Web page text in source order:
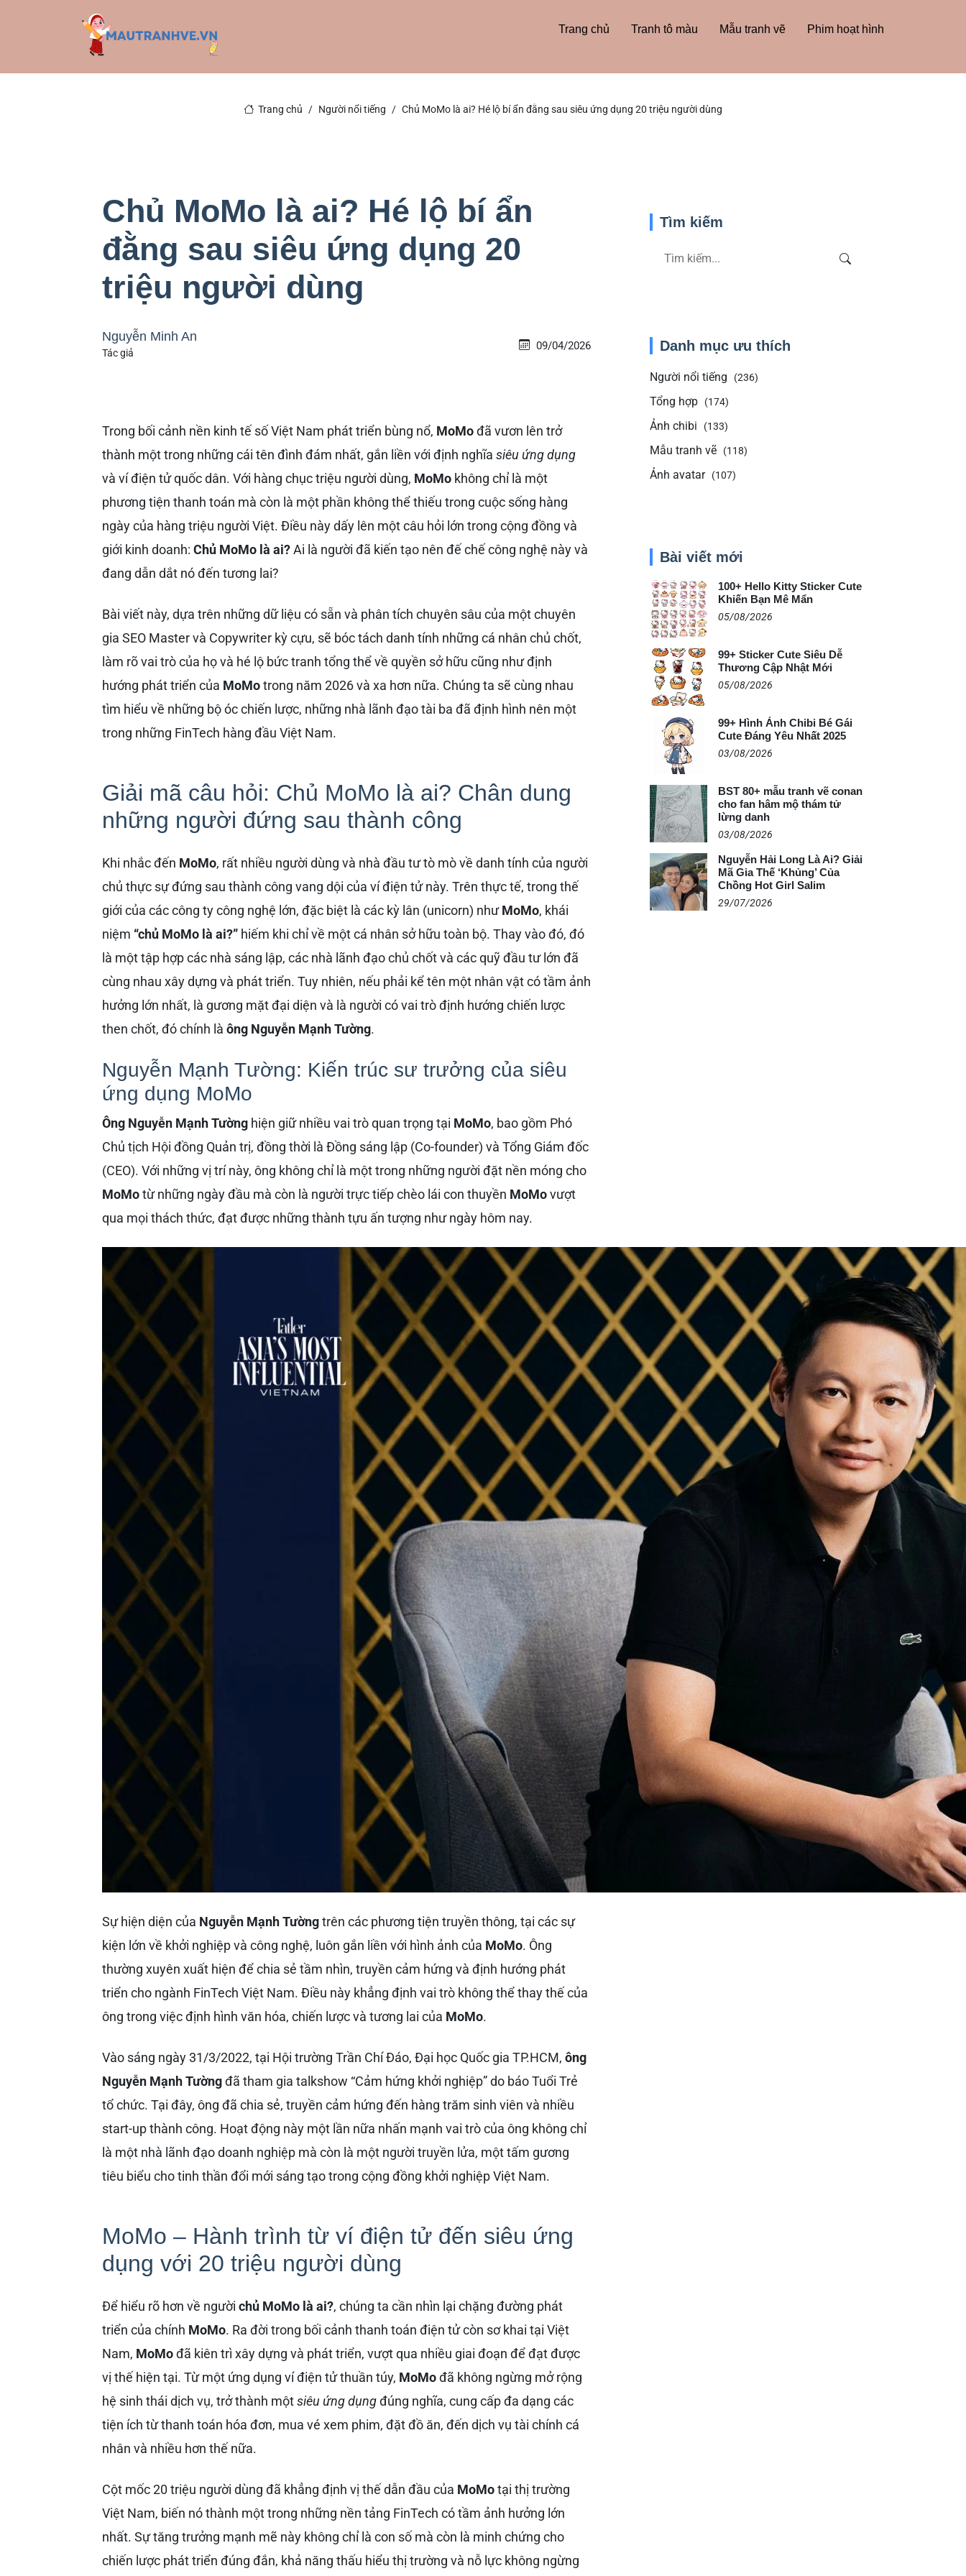
Trang chủ Tranh tô màu Mẫu tranh vẽ Phim hoạt hình
Trang chủ Người nổi tiếng Chủ MoMo là ai? Hé lộ bí ẩn đằng sau siêu ứng dụng 20 triệu người dùng
Chủ MoMo là ai? Hé lộ bí ẩn
đằng sau siêu ứng dụng 20
triệu người dùng
Nguyễn Minh An
Tác giả
09/04/2026
Trong bối cảnh nền kinh tế số Việt Nam phát triển bùng nổ, MoMođã vươn lên trở
thành một trong những cái tên đình đám nhất, gắn liền với định nghĩa siêu ứng dụng
và ví điện tử quốc dân. Với hàng chục triệu người dùng, MoMo không chỉ là một
phương tiện thanh toán mà còn là một phần không thể thiếu trong cuộc sống hàng
ngày của hàng triệu người Việt. Điều này dấy lên một câu hỏi lớn trong cộng đồng và
giới kinh doanh: Chủ MoMo là ai?Ai là người đã kiến tạo nên đế chế công nghệ này và
đang dẫn dắt nó đến tương lai?
Bài viết này, dựa trên những dữ liệu có sẵn và phân tích chuyên sâu của một chuyên
gia SEO Master và Copywriter kỳ cựu, sẽ bóc tách danh tính những cá nhân chủ chốt,
làm rõ vai trò của họ và hé lộ bức tranh tổng thể về quyền sở hữu cũng như định
hướng phát triển của MoMotrong năm 2026 và xa hơn nữa. Chúng ta sẽ cùng nhau
tìm hiểu về những bộ óc chiến lược, những nhà lãnh đạo tài ba đã định hình nên một
trong những FinTech hàng đầu Việt Nam.
Giải mã câu hỏi: Chủ MoMo là ai? Chân dung
những người đứng sau thành công
Khi nhắc đến MoMo, rất nhiều người dùng và nhà đầu tư tò mò về danh tính của người
chủ thực sự đứng sau thành công vang dội của ví điện tử này. Trên thực tế, trong thế
giới của các công ty công nghệ lớn, đặc biệt là các kỳ lân (unicorn) nhưMoMo, khái
niệm “chủ MoMo là ai?” hiếm khi chỉ về một cá nhân sở hữu toàn bộ. Thay vào đó, đó
là một tập hợp các nhà sáng lập, các nhà lãnh đạo chủ chốt và các quỹ đầu tư lớn đã
cùng nhau xây dựng và phát triển. Tuy nhiên, nếu phải kể tên một nhân vật có tầm ảnh
hưởng lớn nhất, là gương mặt đại diện và là người có vai trò định hướng chiến lược
then chốt, đó chính là ông Nguyễn Mạnh Tường.
Nguyễn Mạnh Tường: Kiến trúc sư trưởng của siêu
ứng dụng MoMo
Ông Nguyễn Mạnh Tường hiện giữ nhiều vai trò quan trọng tại MoMo, bao gồm Phó
Chủ tịch Hội đồng Quản trị, đồng thời là Đồng sáng lập (Co-founder) và Tổng Giám đốc
(CEO). Với những vị trí này, ông không chỉ là một trong những người đặt nền móng cho
MoMotừ những ngày đầu mà còn là người trực tiếp chèo lái con thuyền MoMovượt
qua mọi thách thức, đạt được những thành tựu ấn tượng như ngày hôm nay.
Sự hiện diện của Nguyễn Mạnh Tườngtrên các phương tiện truyền thông, tại các sự
kiện lớn về khởi nghiệp và công nghệ, luôn gắn liền với hình ảnh của MoMo. Ông
thường xuyên xuất hiện để chia sẻ tầm nhìn, truyền cảm hứng và định hướng phát
triển cho ngành FinTech Việt Nam. Điều này khẳng định vai trò không thể thay thế của
ông trong việc định hình văn hóa, chiến lược và tương lai của MoMo.
Vào sáng ngày 31/3/2022, tại Hội trường Trần Chí Đáo, Đại học Quốc gia TP.HCM, ông
Nguyễn Mạnh Tườngđã tham gia talkshow “Cảm hứng khởi nghiệp” do báo Tuổi Trẻ
tổ chức. Tại đây, ông đã chia sẻ, truyền cảm hứng đến hàng trăm sinh viên và nhiều
start-up thành công. Hoạt động này một lần nữa nhấn mạnh vai trò của ông không chỉ
là một nhà lãnh đạo doanh nghiệp mà còn là một người truyền lửa, một tấm gương
tiêu biểu cho tinh thần đổi mới sáng tạo trong cộng đồng khởi nghiệp Việt Nam.
MoMo – Hành trình từ ví điện tử đến siêu ứng
dụng với 20 triệu người dùng
Để hiểu rõ hơn về người chủ MoMo là ai?, chúng ta cần nhìn lại chặng đường phát
triển của chính MoMo. Ra đời trong bối cảnh thanh toán điện tử còn sơ khai tại Việt
Nam, MoMođã kiên trì xây dựng và phát triển, vượt qua nhiều giai đoạn để đạt được
vị thế hiện tại. Từ một ứng dụng ví điện tử thuần túy, MoMođã không ngừng mở rộng
hệ sinh thái dịch vụ, trở thành mộtsiêu ứng dụngđúng nghĩa, cung cấp đa dạng các
tiện ích từ thanh toán hóa đơn, mua vé xem phim, đặt đồ ăn, đến dịch vụ tài chính cá
nhân và nhiều hơn thế nữa.
Cột mốc 20 triệu người dùng đã khẳng định vị thế dẫn đầu của MoMotại thị trường
Việt Nam, biến nó thành một trong những nền tảng FinTech có tầm ảnh hưởng lớn
nhất. Sự tăng trưởng mạnh mẽ này không chỉ là con số mà còn là minh chứng cho
chiến lược phát triển đúng đắn, khả năng thấu hiểu thị trường và nỗ lực không ngừng
Tìm kiếm
Danh mục ưu thích
Người nổi tiếng (236)
Tổng hợp (174)
Ảnh chibi (133)
Mẫu tranh vẽ (118)
Ảnh avatar (107)
Bài viết mới
100+ Hello Kitty Sticker Cute
Khiến Bạn Mê Mẩn
05/08/2026
99+ Sticker Cute Siêu Dễ
Thương Cập Nhật Mới
05/08/2026
99+ Hình Ảnh Chibi Bé Gái
Cute Đáng Yêu Nhất 2025
03/08/2026
BST 80+ mẫu tranh vẽ conan
cho fan hâm mộ thám tử
lừng danh
03/08/2026
Nguyễn Hải Long Là Ai? Giải
Mã Gia Thế ‘Khủng’ Của
Chồng Hot Girl Salim
29/07/2026